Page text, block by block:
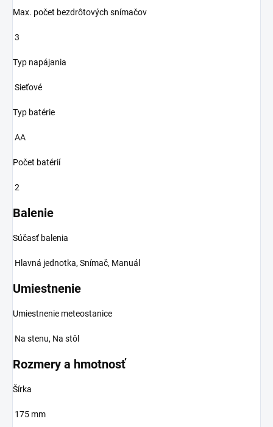
Max. počet bezdrôtových snímačov
3
Typ napájania
Sieťové
Typ batérie
AA
Počet batérií
2
Balenie
Súčasť balenia
Hlavná jednotka, Snímač, Manuál
Umiestnenie
Umiestnenie meteostanice
Na stenu, Na stôl
Rozmery a hmotnosť
Šírka
175 mm